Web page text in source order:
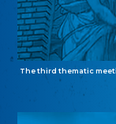
The third thematic